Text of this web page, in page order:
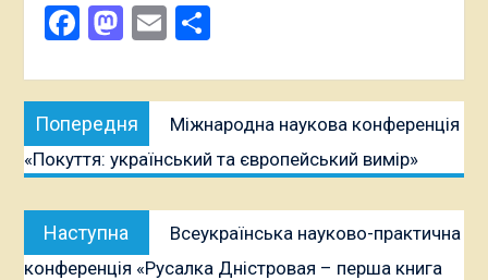
Facebook
Mastodon
EmailПоділитися
Навігація
записів
Попередня
публікація:
Міжнародна наукова конференція
«Покуття: український та європейський вимір»
Наступна
публікація:
Всеукраїнська науково-практична
конференція «Русалка Дністровая – перша книга